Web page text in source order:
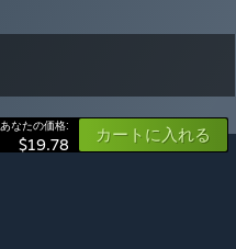
あなたの価格:
$19.78 カートに入れる